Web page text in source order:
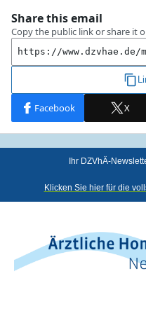
Ihr DZVhÄ-
Klicken Sie hier für die